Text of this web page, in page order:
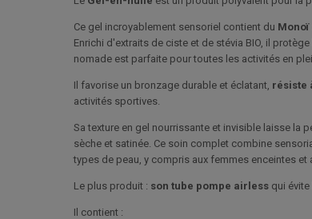
Ce gel incroyablement sensoriel contient du Monoï
Enrichi d'extraits de ciste et de stévia BIO, il
nomade est parfaite pour toutes les activités en
Il favorise un bronzage durable et éclatant, résiste
activités sportives.
Sa texture en gel nourrissante et invisible laisse la
sèche et satinée. Ce soin complet combine
types de peau, y compris aux femmes enceintes et
Le plus produit : son tube pompe airless qui
Il contient :